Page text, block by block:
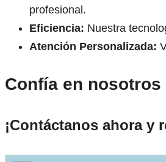
profesional.
Eficiencia: Nuestra
Atención Personalizada:
Confía en
¡Contáctanos ahora